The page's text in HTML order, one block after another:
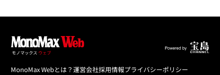
MonoMax Webとは？運営会社採用情報プライバシーポリシー